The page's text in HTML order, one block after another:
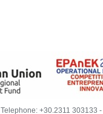
Telephone: +30.2311 303133 -